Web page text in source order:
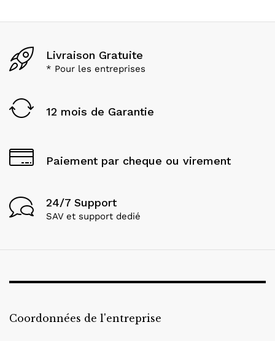
Livraison Gratuite
* Pour les entreprises
12 mois de Garantie
Paiement par cheque ou virement
24/7 Support
SAV et support dedié
Coordonnées de l'entreprise